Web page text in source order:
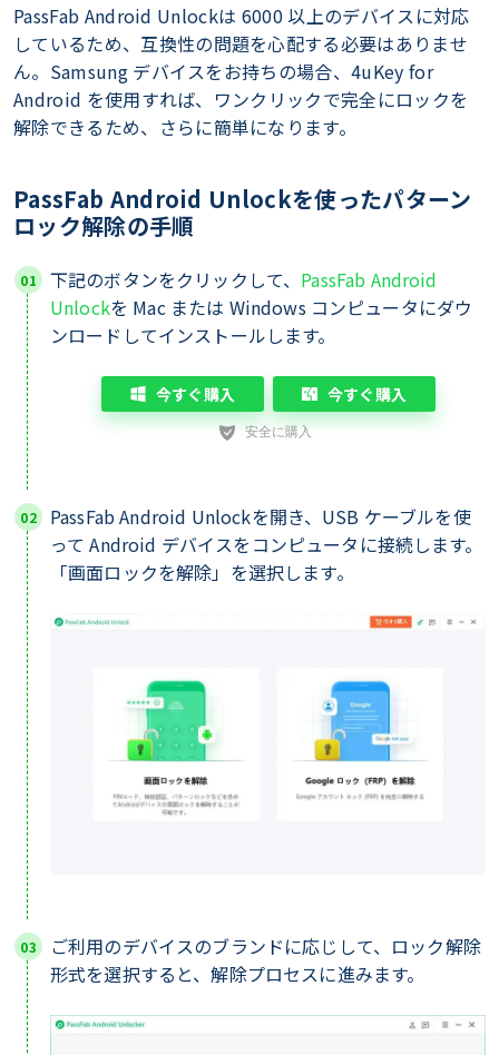
PassFab Android Unlockは 6000 以上のデバイスに対応
しているため、互換性の問題を心配する必要はありませ
ん。Samsung デバイスをお持ちの場合、4uKey for
Android を使用すれば、ワンクリックで完全にロックを
解除できるため、さらに簡単になります。
PassFab Android Unlockを使ったパターン
ロック解除の手順
下記のボタンをクリックして、 PassFab Android
Unlockを Mac または Windows コンピュータにダウ
ンロードしてインストールします。
今すぐ購入 今すぐ購入
PassFab Android Unlockを開き、USB ケーブルを使
って Android デバイスをコンピュータに接続します。
「画面ロックを解除」を選択します。
ご利用のデバイスのブランドに応じして、ロック解除
形式を選択すると、解除プロセスに進みます。